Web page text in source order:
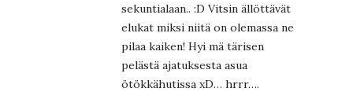
sekuntialaan.. :D Vitsin ällöttävät
elukat miksi niitä on olemassa ne
pilaa kaiken! Hyi mä tärisen
pelästä ajatuksesta asua
ötökkähutissa xD… hrrr….